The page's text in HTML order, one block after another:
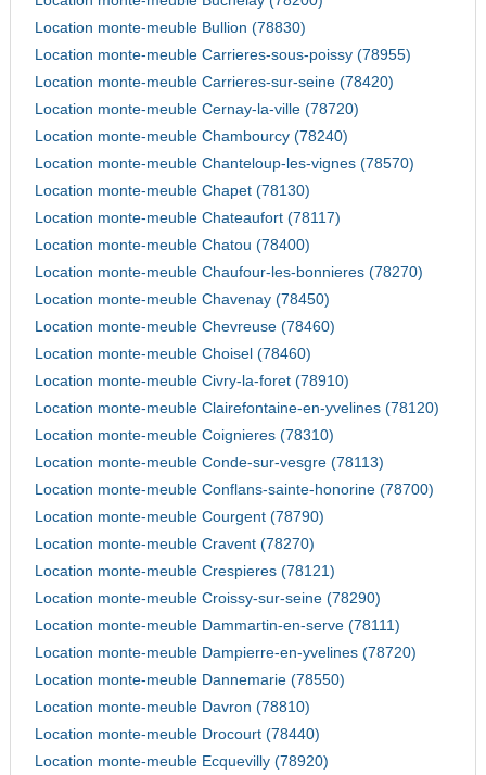
Location monte-meuble Bullion (78830)
Location monte-meuble Carrieres-sous-poissy (78955)
Location monte-meuble Carrieres-sur-seine (78420)
Location monte-meuble Cernay-la-ville (78720)
Location monte-meuble Chambourcy (78240)
Location monte-meuble Chanteloup-les-vignes (78570)
Location monte-meuble Chapet (78130)
Location monte-meuble Chateaufort (78117)
Location monte-meuble Chatou (78400)
Location monte-meuble Chaufour-les-bonnieres (78270)
Location monte-meuble Chavenay (78450)
Location monte-meuble Chevreuse (78460)
Location monte-meuble Choisel (78460)
Location monte-meuble Civry-la-foret (78910)
Location monte-meuble Clairefontaine-en-yvelines (78120)
Location monte-meuble Coignieres (78310)
Location monte-meuble Conde-sur-vesgre (78113)
Location monte-meuble Conflans-sainte-honorine (78700)
Location monte-meuble Courgent (78790)
Location monte-meuble Cravent (78270)
Location monte-meuble Crespieres (78121)
Location monte-meuble Croissy-sur-seine (78290)
Location monte-meuble Dammartin-en-serve (78111)
Location monte-meuble Dampierre-en-yvelines (78720)
Location monte-meuble Dannemarie (78550)
Location monte-meuble Davron (78810)
Location monte-meuble Drocourt (78440)
Location monte-meuble Ecquevilly (78920)